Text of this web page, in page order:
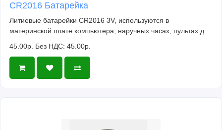
CR2016 Батарейка
Литиевые батарейки CR2016 3V, используются в
материнской плате компьютера, наручных часах, пультах д..
45.00р. Без НДС: 45.00р.